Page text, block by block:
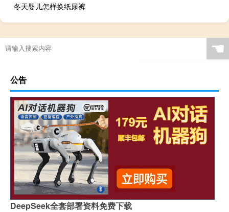
冬天婴儿怎样换纸尿裤
☚
公告
DeepSeek全套部署资料免费下载